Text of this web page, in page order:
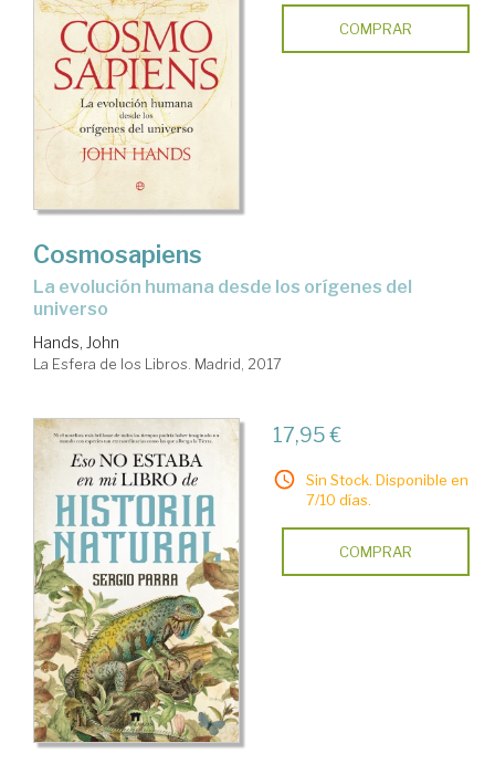
COMPRAR
Cosmosapiens
la evolución humana desde los orígenes del
universo
Hands, John
La Esfera de los Libros. Madrid, 2017
17,95 €
Sin Stock. Disponible en
7/10 días.
COMPRAR